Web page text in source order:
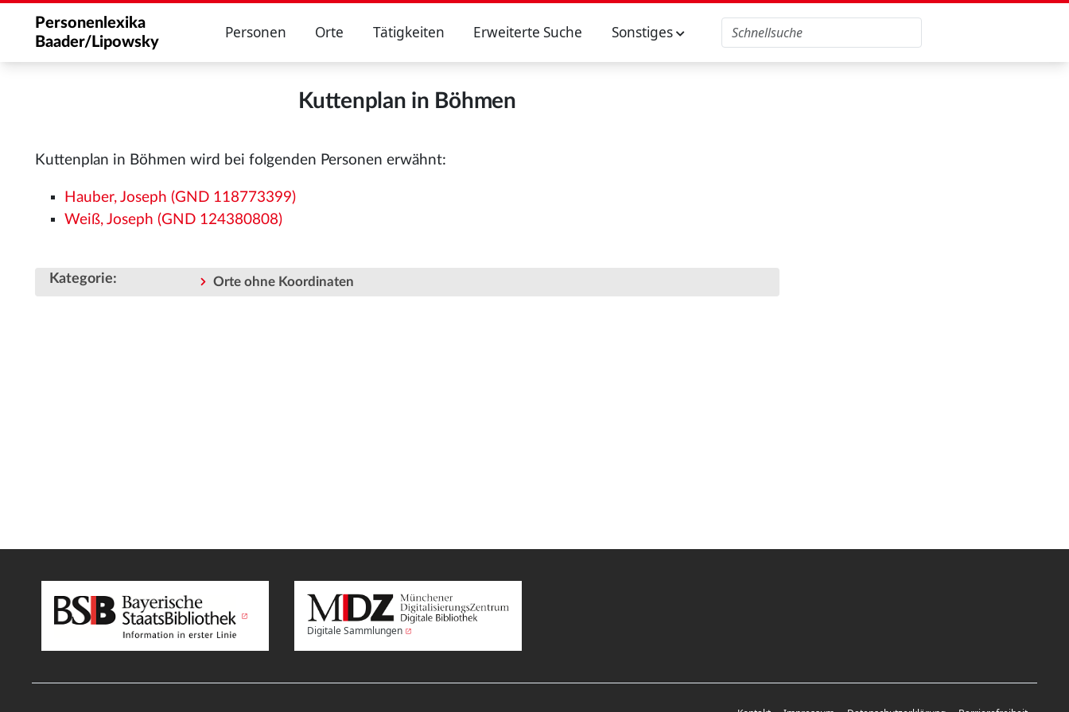
Personenlexika
Baader/Lipowsky
Personen Orte Tätigkeiten Erweiterte Suche Sonstiges
Kuttenplan in Böhmen
Kuttenplan in Böhmen wird bei folgenden Personen erwähnt:
Hauber, Joseph (GND 118773399)
Weiß, Joseph (GND 124380808)
Kategorie: Orte ohne Koordinaten
Digitale Sammlungen